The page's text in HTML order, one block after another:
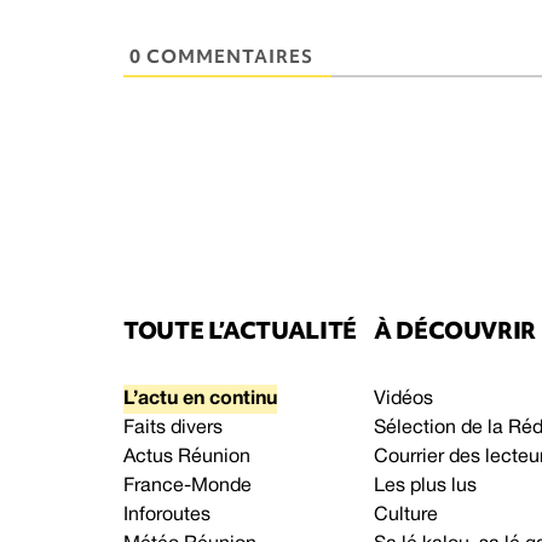
0 COMMENTAIRES
TOUTE L’ACTUALITÉ
L’actu en continu
Faits divers
Actus Réunion
France-Monde
Inforoutes
À DÉCOUVRIR
Vidéos
Sélection de la
Courrier des
Les plus lus
Culture